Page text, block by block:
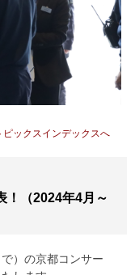
ピックスインデックスへ
！（2024年4月～
）の京都コンサー